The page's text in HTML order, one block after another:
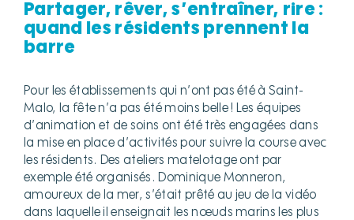
Partager, rêver, s’entraîner, rire :
quand les résidents prennent la
barre
Pour les établissements qui n’ont pas été à Saint-
Malo, la fête n’a pas été moins belle ! Les équipes
d’animation et de soins ont été très engagées dans
la mise en place d’activités pour suivre la course avec
les résidents. Des ateliers matelotage ont par
exemple été organisés. Dominique Monneron,
amoureux de la mer, s’était prêté au jeu de la vidéo
dans laquelle il enseignait les nœuds marins les plus